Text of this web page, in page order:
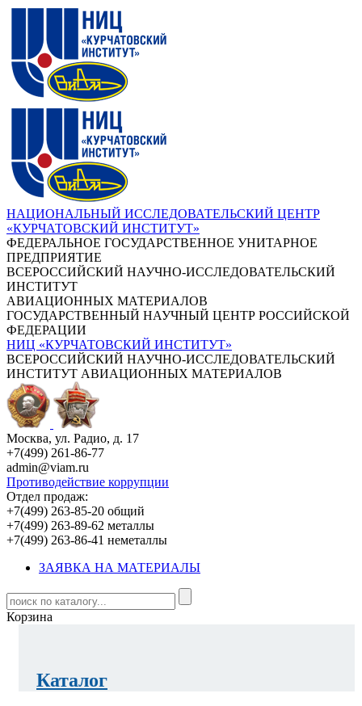
НАЦИОНАЛЬНЫЙ ИССЛЕДОВАТЕЛЬСКИЙ ЦЕНТР
«КУРЧАТОВСКИЙ ИНСТИТУТ»
ФЕДЕРАЛЬНОЕ ГОСУДАРСТВЕННОЕ УНИТАРНОЕ
ПРЕДПРИЯТИЕ
ВСЕРОССИЙСКИЙ НАУЧНО-ИССЛЕДОВАТЕЛЬСКИЙ
ИНСТИТУТ
АВИАЦИОННЫХ МАТЕРИАЛОВ
ГОСУДАРСТВЕННЫЙ НАУЧНЫЙ ЦЕНТР РОССИЙСКОЙ
ФЕДЕРАЦИИ
НИЦ «КУРЧАТОВСКИЙ ИНСТИТУТ»
ВСЕРОССИЙСКИЙ НАУЧНО-ИССЛЕДОВАТЕЛЬСКИЙ
ИНСТИТУТ АВИАЦИОННЫХ МАТЕРИАЛОВ
Москва, ул. Радио, д. 17
+7(499) 261-86-77
admin@viam.ru
Противодействие коррупции
Отдел продаж:
+7(499) 263-85-20 общий
+7(499) 263-89-62 металлы
+7(499) 263-86-41 неметаллы
ЗАЯВКА НА МАТЕРИАЛЫ
Корзина
Каталог